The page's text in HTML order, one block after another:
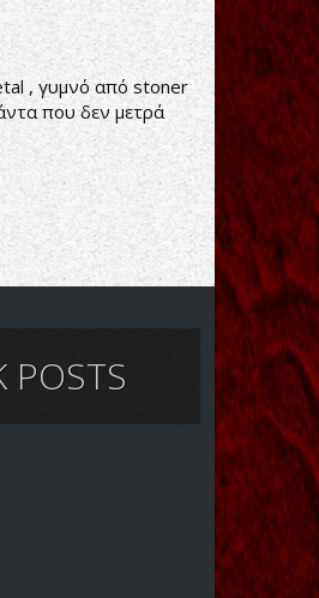
, γυμνό από stoner
που δεν μετρά
POSTS